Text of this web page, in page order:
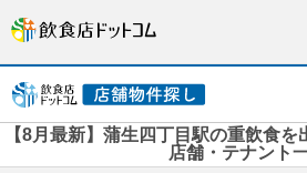
【8月最新】蒲生四丁目駅の重飲食
店舗・テナント